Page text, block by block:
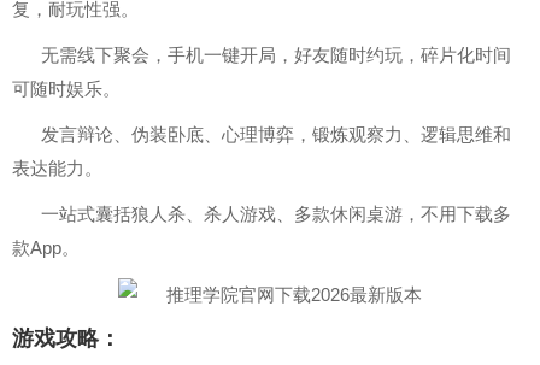
复，耐玩性强。
无需线下聚会，手机一键开局，好友随时约玩，碎片化时间
可随时娱乐。
发言辩论、伪装卧底、心理博弈，锻炼观察力、逻辑思维和
表达能力。
一站式囊括狼人杀、杀人游戏、多款休闲桌游，不用下载多
款App。
游戏攻略：